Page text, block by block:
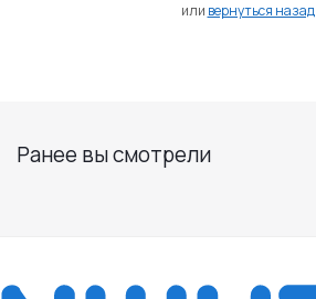
или вернуться назад
Ранее вы смотрели